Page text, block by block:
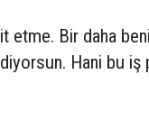
etme. Bir daha
diyorsun. Hani bu